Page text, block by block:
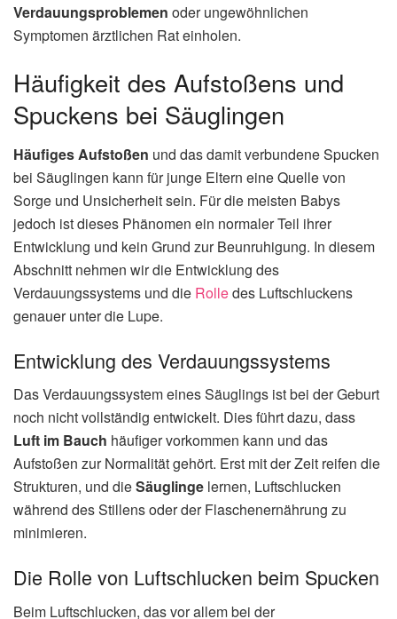
Verdauungsproblemen oder ungewöhnlichen
Symptomen ärztlichen Rat einholen.
Häufigkeit des Aufstoßens und
Spuckens bei Säuglingen
Häufiges Aufstoßen und das damit verbundene Spucken
bei Säuglingen kann für junge Eltern eine Quelle von
Sorge und Unsicherheit sein. Für die meisten Babys
jedoch ist dieses Phänomen ein normaler Teil ihrer
Entwicklung und kein Grund zur Beunruhigung. In diesem
Abschnitt nehmen wir die Entwicklung des
Verdauungssystems und die Rolledes Luftschluckens
genauer unter die Lupe.
Entwicklung des Verdauungssystems
Das Verdauungssystem eines Säuglings ist bei der Geburt
noch nicht vollständig entwickelt. Dies führt dazu, dass
Luft im Bauch häufiger vorkommen kann und das
Aufstoßen zur Normalität gehört. Erst mit der Zeit reifen die
Strukturen, und dieSäuglinge lernen, Luftschlucken
während des Stillens oder der Flaschenernährung zu
minimieren.
Die Rolle von Luftschlucken beim Spucken
Beim Luftschlucken, das vor allem bei der